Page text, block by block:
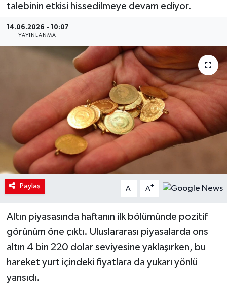
talebinin etkisi hissedilmeye devam ediyor.
14.06.2026 - 10:07
YAYINLANMA
Paylaş A- A+
Altın piyasasında haftanın ilk bölümünde pozitif
görünüm öne çıktı. Uluslararası piyasalarda ons
altın 4 bin 220 dolar seviyesine yaklaşırken, bu
hareket yurt içindeki fiyatlara da yukarı yönlü
yansıdı.